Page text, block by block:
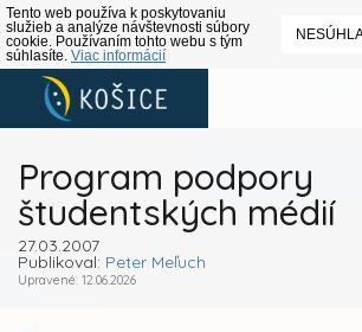
Tento web používa k poskytovaniu
služieb a analýze návštevnosti súbory
cookie. Používaním tohto webu s tým
súhlasíte. Viac informácií
Program podpory
študentských médií
27.03.2007
Publikoval: Peter Meľuch
Upravené: 12.06.2026